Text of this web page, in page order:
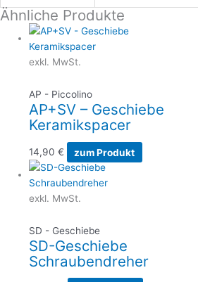
Ähnliche Produkte
exkl. MwSt.
AP - Piccolino
AP+SV – Geschiebe
Keramikspacer
14,90€ zum Produkt
exkl. MwSt.
SD - Geschiebe
SD-Geschiebe
Schraubendreher